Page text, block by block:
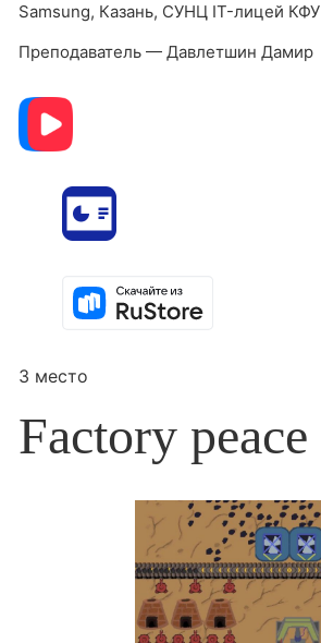
Samsung, Казань, СУНЦ IT-лицей КФУ
Преподаватель — Давлетшин Дамир
3 место
Factory peace